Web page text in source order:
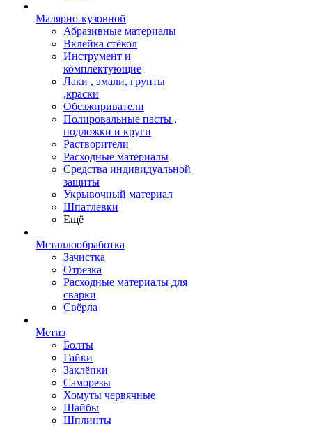
Малярно-кузовной
Абразивные материалы
Вклейка стёкол
Инструмент и
комплектующие
Лаки , эмали, грунты
,краски
Обезжириватели
Полировальные пасты ,
подложки и круги
Растворители
Расходные материалы
Средства индивидуальной
защиты
Укрывочный материал
Шпатлевки
Ещё
Металлообработка
Зачистка
Отрезка
Расходные материалы для
сварки
Свёрла
Метиз
Болты
Гайки
Заклёпки
Саморезы
Хомуты червячные
Шайбы
Шплинты